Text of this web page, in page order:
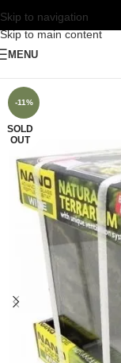
Skip to navigation
Skip to main content
MENU
-11%
SOLD
OUT